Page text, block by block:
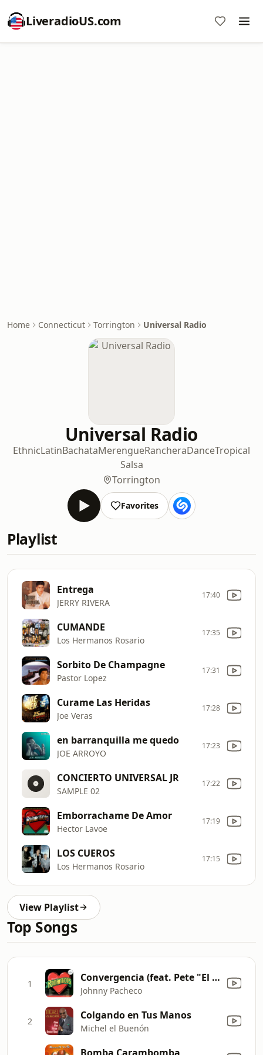
LiveradioUS.com
Home Connecticut Torrington Universal Radio
Universal Radio
EthnicLatinBachataMerengueRancheraDanceTropical
Salsa
Torrington
Favorites
Playlist
Entrega
JERRY RIVERA
17:40
CUMANDE
Los Hermanos Rosario
17:35
Sorbito De Champagne
Pastor Lopez
17:31
Curame Las Heridas
Joe Veras
17:28
en barranquilla me quedo
JOE ARROYO
17:23
CONCIERTO UNIVERSAL JR
SAMPLE 02
17:22
Emborrachame De Amor
Hector Lavoe
17:19
LOS CUEROS
Los Hermanos Rosario
17:15
View Playlist
Top Songs
1 Convergencia (feat. Pete "El Conde" Rodríguez)
Johnny Pacheco
2 Colgando en Tus Manos
Michel el Buenón
Bomba Carambomba